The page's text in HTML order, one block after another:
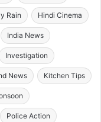
Rain Hindi Cinema
India News
Investigation
News Kitchen Tips
Police Action